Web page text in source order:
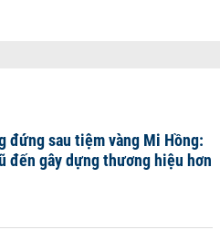
đứng sau tiệm vàng Mi Hồng:
đến gây dựng thương hiệu hơn